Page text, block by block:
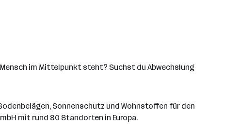
im Mittelpunkt steht? Suchst du Abwechslung
Sonnenschutz und Wohnstoffen für den
mit rund 80 Standorten in Europa.